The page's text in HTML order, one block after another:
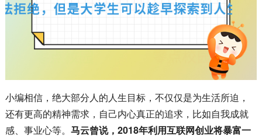
小编相信，绝大部分人的人生目标，不仅仅是为生活所迫，
还有更高的精神需求，自己内心真正的追求，比如自我成就
感、事业心等。 马云曾说，2018年利用互联网创业将暴富一